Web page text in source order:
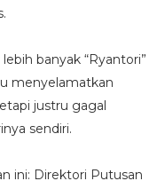
banyak “Ryantori”
menyelamatkan
justru gagal
sendiri.
ini: Direktori Putusan